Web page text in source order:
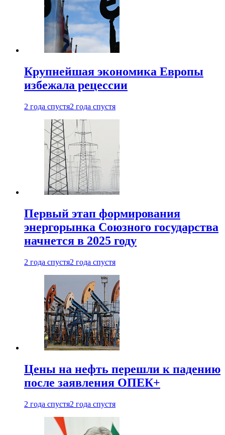
Крупнейшая экономика Европы
избежала рецессии
2 года спустя2 года спустя
Первый этап формирования
энергорынка Союзного государства
начнется в 2025 году
2 года спустя2 года спустя
Цены на нефть перешли к падению
после заявления ОПЕК+
2 года спустя2 года спустя